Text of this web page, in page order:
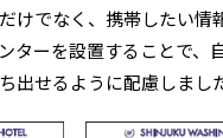
けでなく、携帯したい情
ターを設置することで、
出せるように配慮しまし